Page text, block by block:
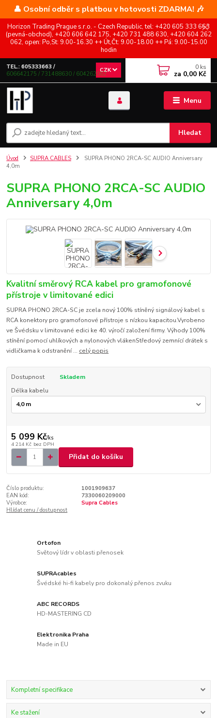
👤 Osobní odběr s platbou v hotovosti ZDARMA! 🎶
Horizon Trading Prague s.r.o. - Czech Republic, tel: +420 605 333 663
(pevná-obchod), +420 606 642 175, +420 731 488 630, +420 604 262
062, open: Po,St: 9.00-16.30 ++ Út,Čt: 9.00-18.00 ++ Pá: 9.00-15.00
hodin
Menu
CZK
Hledat
TEL.: 605333663 /
606642175 / 731488630 / 604262062
0 ks
za 0,00 Kč
Úvod SUPRA CABLES
SUPRA PHONO 2RCA-SC AUDIO Anniversary
4,0m
SUPRA PHONO 2RCA-SC AUDIO
Anniversary 4,0m
Kvalitní směrový RCA kabel pro gramofonové
přístroje v limitované edici
SUPRA PHONO 2RCA-SC je zcela nový 100% stíněný signálový kabel s
RCA konektory pro gramofonové přístroje s nízkou kapacitou.Vyrobeno
ve Švédsku v limitované edici ke 40. výročí založení firmy. Výhody 100%
stínění pomocí uhlíkových a nylonových vlákenStředový zemnící drátek s
vidličkama k odstranění ... celý popis
Dostupnost
Skladem
Délka kabelu
5 099 Kč/ks
4 214 Kč bez DPH
Přidat do košíku
Číslo produktu:
1001909637
EAN kód:
7330060209000
Výrobce:
Supra Cables
Hlídat cenu / dostupnost
Ortofon
Světový lídr v oblasti přenosek
SUPRAcables
Švédské hi-fi kabely pro dokonalý přenos zvuku
ABC RECORDS
HD-MASTERING CD
Elektronika Praha
Made in EU
Kompletní specifikace
Ke stažení